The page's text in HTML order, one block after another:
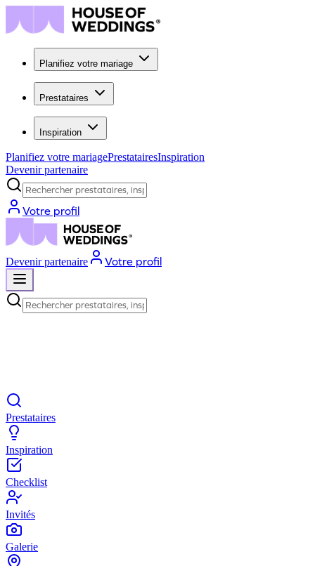
Planifiez votre mariage
Prestataires
Inspiration
Planifiez votre mariagePrestatairesInspiration
Devenir partenaire
Rechercher prestataires, inspiration...
Votre profil
Devenir partenaire Votre profil
Rechercher prestataires, inspiration...
Prestataires
Inspiration
Checklist
Invités
Galerie